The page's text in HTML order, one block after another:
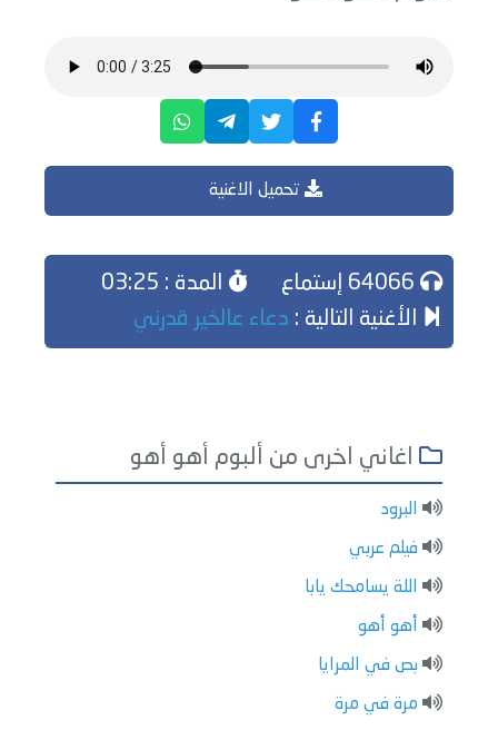
تحميل الاغنية
المدة : 03:25
الأغنية التالية : دعاء عالخير قدرني
اغاني اخرى من ألبوم أهو أهو
البرود
فيلم عربي
اللة يسامحك يابا
أهو أهو
بص في المرايا
مرة في مرة